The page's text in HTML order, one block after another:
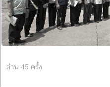
อ่าน 45 ครั้ง